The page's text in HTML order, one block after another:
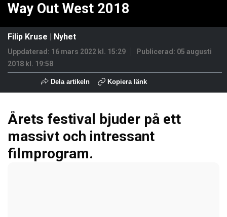
Way Out West 2018
Filip Kruse | Nyhet
Uppdaterad: 16 mars 2022 kl. 15:29 Publicerad: 05 augusti
2018 kl. 19:58
Dela artikeln Kopiera länk
Årets festival bjuder på ett
massivt och intressant
filmprogram.